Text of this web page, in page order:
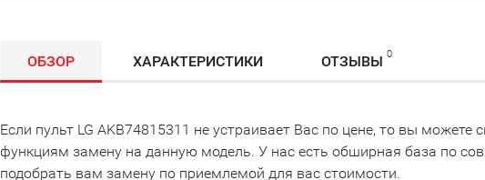
ОБЗОР ХАРАКТЕРИСТИКИ ОТЗЫВЫ 0
Если пульт LG AKB74815311 не устраивает Вас по цене, то вы
функциям замену на данную модель. У нас есть обширная база по
подобрать вам замену по приемлемой для вас стоимости.